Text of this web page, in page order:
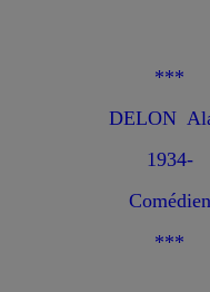
***
DELON
1934-
Comédien
***